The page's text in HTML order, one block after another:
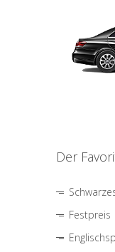
Der
Festpreis